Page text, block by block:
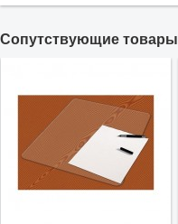
Cопутствующие товары